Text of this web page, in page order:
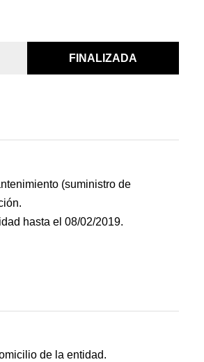
FINALIZADA
(suministro de
hasta el 08/02/2019.
de la entidad.